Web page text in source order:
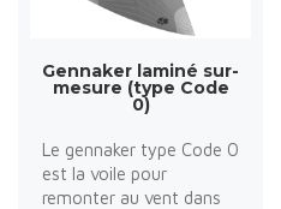
Gennaker laminé sur-
mesure (type Code
0)
Le gennaker type Code 0
est la voile pour
remonter au vent dans